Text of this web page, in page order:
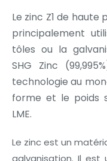
Le zinc Z1 de haute
principalement
tôles ou la
SHG Zinc
technologie au
forme et le poids
LME.
Le zinc est un
galvanisation. Il est